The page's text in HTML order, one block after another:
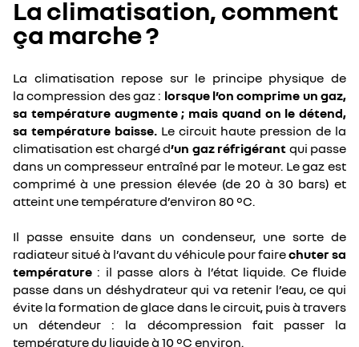
La climatisation, comment
ça marche ?
La climatisation repose sur le principe physique de
la compression des gaz : lorsque l’on comprime un gaz,
sa température augmente ; mais quand on le détend,
sa température baisse. Le circuit haute pression de la
climatisation est chargé d’un gaz réfrigérant qui passe
dans un compresseur entraîné par le moteur. Le gaz est
comprimé à une pression élevée (de 20 à 30 bars) et
atteint une température d’environ 80 °C.
Il passe ensuite dans un condenseur, une sorte de
radiateur situé à l’avant du véhicule pour fairechuter sa
température : il passe alors à l’état liquide. Ce fluide
passe dans un déshydrateur qui va retenir l’eau, ce qui
évite la formation de glace dans le circuit, puis à travers
un détendeur : la décompression fait passer la
température du liquide à 10 °C environ.